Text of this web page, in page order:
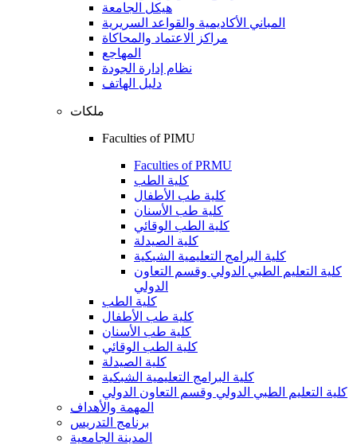
هيكل الجامعة
المباني الأكاديمية والقواعد السريرية
مراكز الاعتماد والمحاكاة
المهاجع
نظام إدارة الجودة
دليل الهاتف
ملكات
Faculties of PIMU
Faculties of PRMU
كلية الطب
كلية طب الأطفال
كلية طب الأسنان
كلية الطب الوقائي
كلية الصيدلة
كلية البرامج التعليمية الشبكية
كلية التعليم الطبي الدولي وقسم التعاون
الدولي
كلية الطب
كلية طب الأطفال
كلية طب الأسنان
كلية الطب الوقائي
كلية الصيدلة
كلية البرامج التعليمية الشبكية
كلية التعليم الطبي الدولي وقسم التعاون الدولي
المهمة والأهداف
برنامج التدريس
المدينة الجامعية